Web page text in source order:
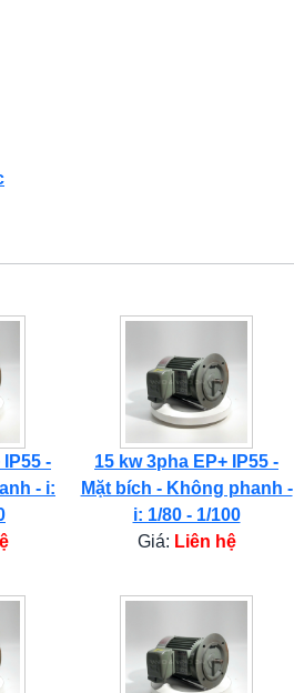
-
- i:
15 kw 3pha EP+ IP55 -
Mặt bích - Không phanh -
i: 1/80 - 1/100
Giá: Liên hệ